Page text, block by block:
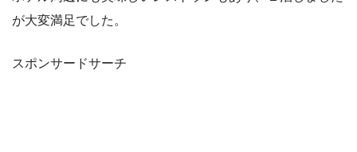
が大変満足でした。
スポンサードサーチ